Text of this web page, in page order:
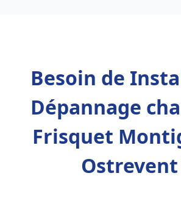
Besoin de
Dépannage
Frisquet
Ostrevent